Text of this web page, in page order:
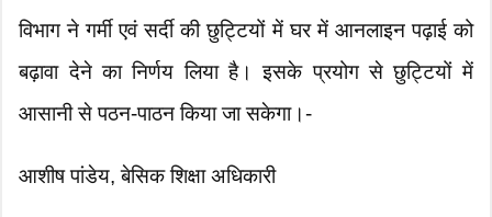
विभाग ने गर्मी एवं सर्दी की छुट्टियों में घर में आनलाइन पढ़ाई को
बढ़ावा देने का निर्णय लिया है। इसके प्रयोग से छुट्टियों में
आसानी से पठन-पाठन किया जा सकेगा।-
आशीष पांडेय, बेसिक शिक्षा अधिकारी